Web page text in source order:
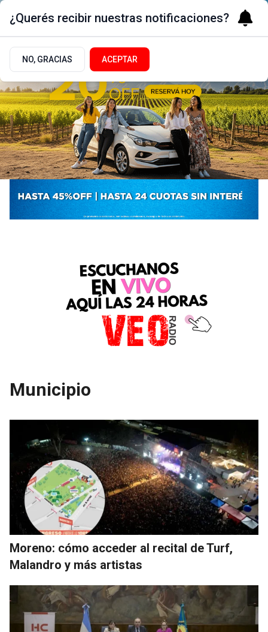
Municipio
Moreno: cómo acceder al recital de Turf,
Malandro y más artistas
¿Querés recibir nuestras notificaciones?
NO, GRACIAS ACEPTAR